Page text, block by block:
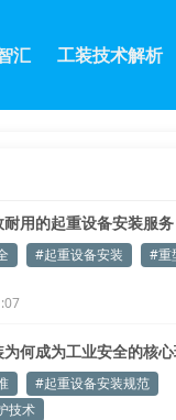
汇 工装技术解析
用的起重设备安装服务
#起重设备安装 #重
何成为工业安全的核心
#起重设备安装规范
技术